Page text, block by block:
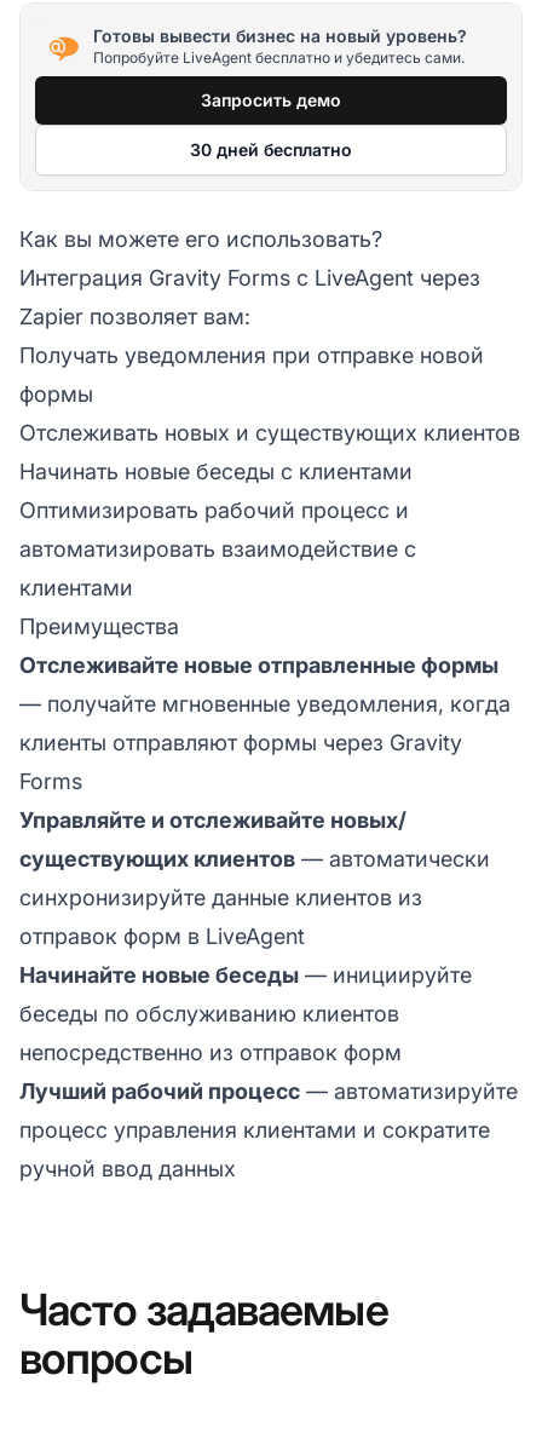
Готовы вывести бизнес на новый уровень?
Попробуйте LiveAgent бесплатно и убедитесь сами.
Запросить демо
30 дней бесплатно
Как вы можете его использовать?
Интеграция Gravity Forms с LiveAgent через
Zapier позволяет вам:
Получать уведомления при отправке новой
формы
Отслеживать новых и существующих клиентов
Начинать новые беседы с клиентами
Оптимизировать рабочий процесс и
автоматизировать взаимодействие с
клиентами
Преимущества
Отслеживайте новые отправленные формы
— получайте мгновенные уведомления, когда
клиенты отправляют формы через Gravity
Forms
Управляйте и отслеживайте новых/
существующих клиентов — автоматически
синхронизируйте данные клиентов из
отправок форм в LiveAgent
Начинайте новые беседы — инициируйте
беседы по обслуживанию клиентов
непосредственно из отправок форм
Лучший рабочий процесс — автоматизируйте
процесс управления клиентами и сократите
ручной ввод данных
Часто задаваемые
вопросы